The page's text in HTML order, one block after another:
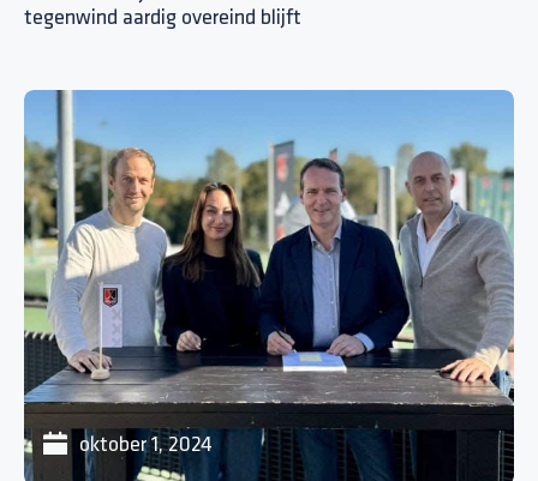
tegenwind aardig overeind blijft
oktober 1, 2024